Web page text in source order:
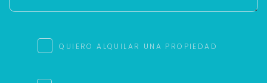
QUIERO ALQUILAR UNA PROPIEDAD